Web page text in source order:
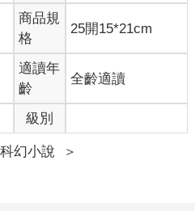
路線比較輕鬆，應該不會讓你掉
，意思意思地敬了老朋友一杯。
謙端起杯，輕輕笑罵，卻有些勉
地有些不安。
就停在老街咖啡店前的路旁。接
路步行，當作散步，直到位於某
商品規
格
25開15*21cm
適讀年
齡
全齡適讀
級別
幻小說
＞